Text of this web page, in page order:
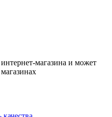
магазина и может